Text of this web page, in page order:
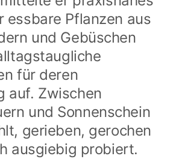
essbare Pflanzen aus
und Gebüschen
für deren
auf. Zwischen
und Sonnenschein
gerieben, gerochen
ausgiebig probiert.